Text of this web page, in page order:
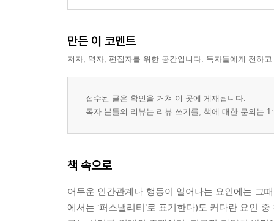
사이코패시 → 반사회성 인격장애?
파트너 선택 기준이 낮은 어두운 사람들
뺏고 뺏기는 것이 특징인 파트너 관계
성욕이 강하기 때문일까? 아니면 폭력으로서의 행
진화론의 관점에서 본 해석
미덕&피해자 시그널링에 속지 마라
만든 이 코멘트
저자, 역자, 편집자를 위한 공간입니다. 독자들에게 전하
접수된 글은 확인을 거쳐 이 곳에 게재됩니다.
독자 분들의 리뷰는 리뷰 쓰기를, 책에 대한 문의는
책 속으로
어두운 인간관계나 행동이 일어나는 요인에는 그
에서는 ‘퍼스낼리티’로 표기한다)도 커다란 요인